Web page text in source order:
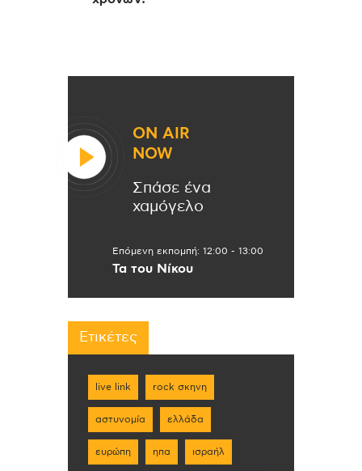
ON AIR
NOW
Σπάσε ένα
χαμόγελο
Επόμενη εκπομπή: 12:00 - 13:00
Τα του Νίκου
Ετικέτες
live link rock σκηνη
αστυνομία ελλάδα
ευρώπη ηπα ισραήλ